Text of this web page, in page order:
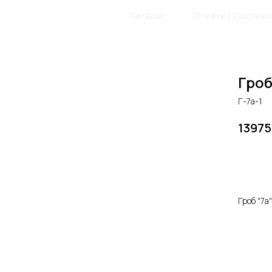
Г-7а-1
Гроб "7а"